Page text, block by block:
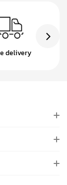
delivery